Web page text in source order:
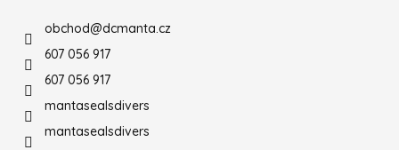
obchod@dcmanta.cz
607 056 917
607 056 917
mantasealsdivers
mantasealsdivers